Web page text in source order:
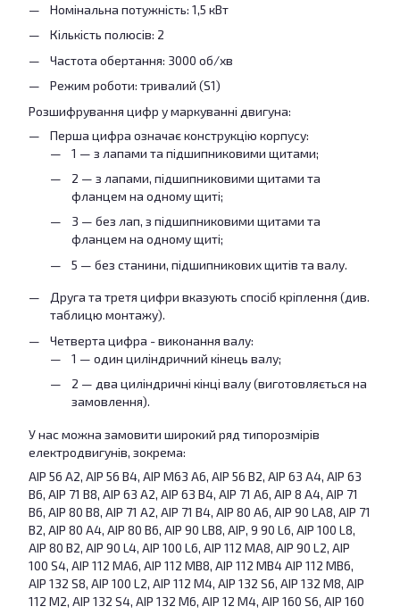
Номінальна потужність: 1,5 кВт
Кількість полюсів: 2
Частота обертання: 3000 об/хв
Режим роботи: тривалий (S1)
Розшифрування цифр у маркуванні двигуна:
Перша цифра означає конструкцію корпусу:
1 — з лапами та підшипниковими щитами;
2 — з лапами, підшипниковими щитами та
фланцем на одному щиті;
3 — без лап, з підшипниковими щитами та
фланцем на одному щиті;
5 — без станини, підшипникових щитів та валу.
Друга та третя цифри вказують спосіб кріплення (див.
таблицю монтажу).
Четверта цифра - виконання валу:
1 — один циліндричний кінець валу;
2 — два циліндричні кінці валу (виготовляється на
замовлення).
У нас можна замовити широкий ряд типорозмірів
електродвигунів, зокрема:
АІР 56 А2, АІР 56 В4, АІР М63 А6, АІР 56 В2, АІР 63 А4, АІР 63
В6, АІР 71 В8, АІР 63 А2, АІР 63 В4, АІР 71 А6, АІР 8 А4, АІР 71
В6, АІР 80 В8, АІР 71 А2, АІР 71 В4, АІР 80 А6, АІР 90 LА8, АІР 71
В2, АІР 80 A4, АІР 80 В6, АІР 90 LВ8, АІР, 9 90 L6, АІР 100 L8,
АІР 80 В2, АІР 90 L4, АІР 100 L6, АІР 112 МА8, АІР 90 L2, АІР
100 S4, АІР 112 МA6, АІР 112 МВ8, АІР 112 МВ4 АІР 112 МB6,
АІР 132 S8, АІР 100 L2, АІР 112 М4, АІР 132 S6, АІР 132 М8, АІР
112 М2, АІР 132 S4, АІР 132 М6, АІР 12 М4, АІР 160 S6, АІР 160